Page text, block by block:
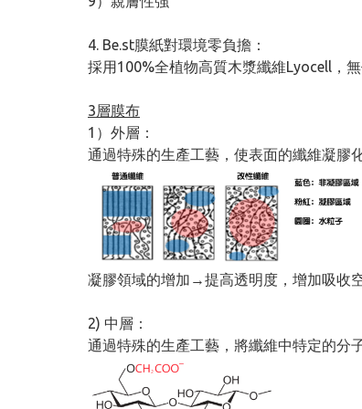
4. Be.st膜紙對環境零負擔：
採用100%全植物高質木漿纖維Lyocell，
3層膜布
1）外層：
通過特殊的生產工藝，使表面的纖維凝膠
凝膠領域的增加→提高透明度，增加吸收
2) 中層：
通過特殊的生產工藝，將纖維中特定的分